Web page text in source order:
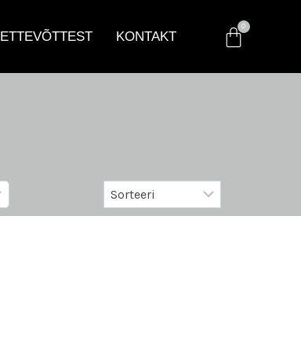
ETTEVÕTTEST KONTAKT